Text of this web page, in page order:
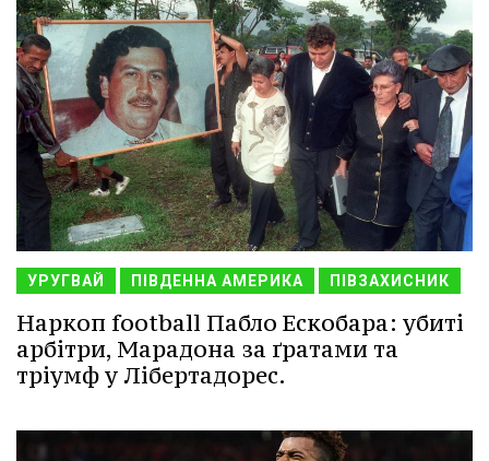
УРУГВАЙ ПІВДЕННА АМЕРИКА ПІВЗАХИСНИК
Наркоп football Пабло Ескобара: убиті
арбітри, Марадона за ґратами та
тріумф у Лібертадорес.